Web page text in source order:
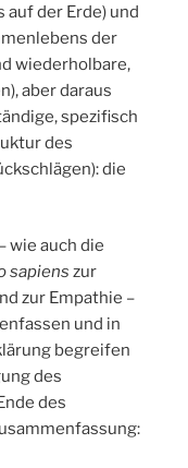
der Erde) und
der
wiederholbare,
aber daraus
spezifisch
des
die
wie auch die
sapiens zur
zur Empathie –
und in
begreifen
des
des